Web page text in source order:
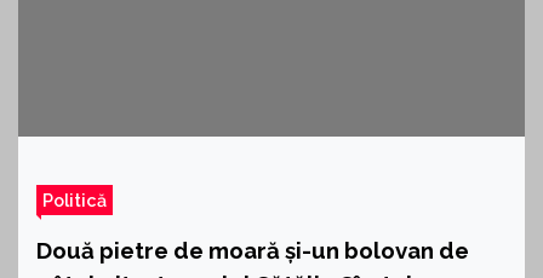
Politică
Două pietre de moară și-un bolovan de